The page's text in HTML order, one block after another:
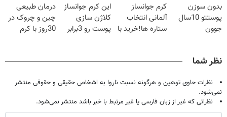
شدی🔥
ویژه تا امشب)
تخفیف ویژه
بدون سوزن
پوستتو 10سال
جوون
کرم جوانساز
آلمانی انتخاب
ستاره ها!خرید با
این کرم جوانساز
کلاژن سازی
پوست رو 3برابر
درمان طبیعی
چین و چروک در
30روز با کرم
نظر شما
نظرات حاوی توهین و هرگونه نسبت ناروا به اشخاص حقیقی و حقوقی منتشر
نمی‌شود.
نظراتی که غیر از زبان فارسی یا غیر مرتبط با خبر باشد منتشر نمی‌شود.